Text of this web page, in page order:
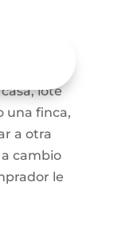
se
lote
una finca,
a otra
cambio
le